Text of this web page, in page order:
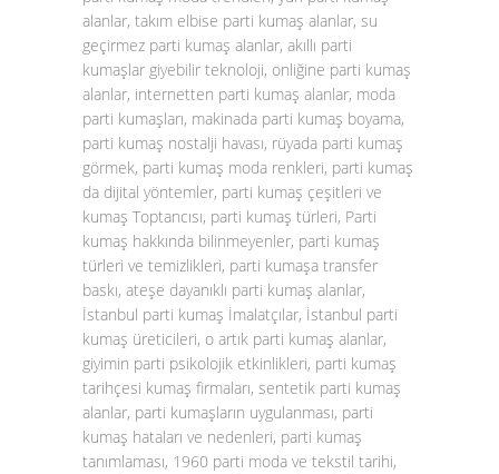
alanlar, takım elbise parti kumaş alanlar, su
geçirmez parti kumaş alanlar, akıllı parti
kumaşlar giyebilir teknoloji, onliğine parti kumaş
alanlar, internetten parti kumaş alanlar, moda
parti kumaşları, makinada parti kumaş boyama,
parti kumaş nostalji havası, rüyada parti kumaş
görmek, parti kumaş moda renkleri, parti kumaş
da dijital yöntemler, parti kumaş çeşitleri ve
kumaş Toptancısı, parti kumaş türleri, Parti
kumaş hakkında bilinmeyenler, parti kumaş
türleri ve temizlikleri, parti kumaşa transfer
baskı, ateşe dayanıklı parti kumaş alanlar,
İstanbul parti kumaş İmalatçılar, İstanbul parti
kumaş üreticileri, o artık parti kumaş alanlar,
giyimin parti psikolojik etkinlikleri, parti kumaş
tarihçesi kumaş firmaları, sentetik parti kumaş
alanlar, parti kumaşların uygulanması, parti
kumaş hataları ve nedenleri, parti kumaş
tanımlaması, 1960 parti moda ve tekstil tarihi,